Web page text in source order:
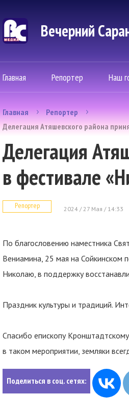
Вечерний
Главная Репортер Наш
Главная
Репортер
Делегация Атяшевского района
Делегация
в фестивале
Репортер 2024 / 27 Мая / 14:33
По благословению наместника
Вениамина, 25 мая на Сойкинском
Николаю, в поддержку
Праздник культуры и традиций.
Спасибо епископу
в таком мероприятии, земляки
Поделиться в соц. сетях: